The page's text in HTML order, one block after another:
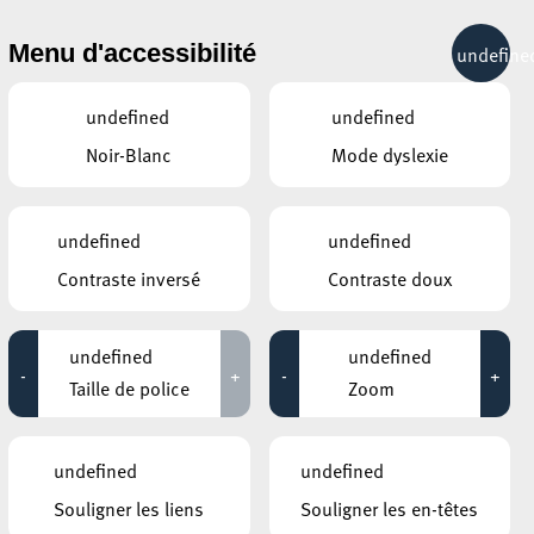
RÉCRÉATION MOBILITÉ
AUTRES ÉVÉNEMENTS
CENTRE NATURE ET FORÊT ELLERGRONN
Construction et bricolage en
bois brut
ESCHER THEATER – ESCH-SUR-ALZETTE
Open Rehearsal: "Der
Besuch der alten Dame" –
REMIX Festival Esch2022
AUTRES ÉVÉNEMENTS
19°C
Menu d'accessibilité
undefined
Noir-Blanc
undefined
Mode dyslexie
undefined
Contraste inversé
undefined
Contraste doux
-
undefined
Taille de police
+ -
undefined
Zoom
+
undefined
Souligner les liens
undefined
Souligner les en-têtes